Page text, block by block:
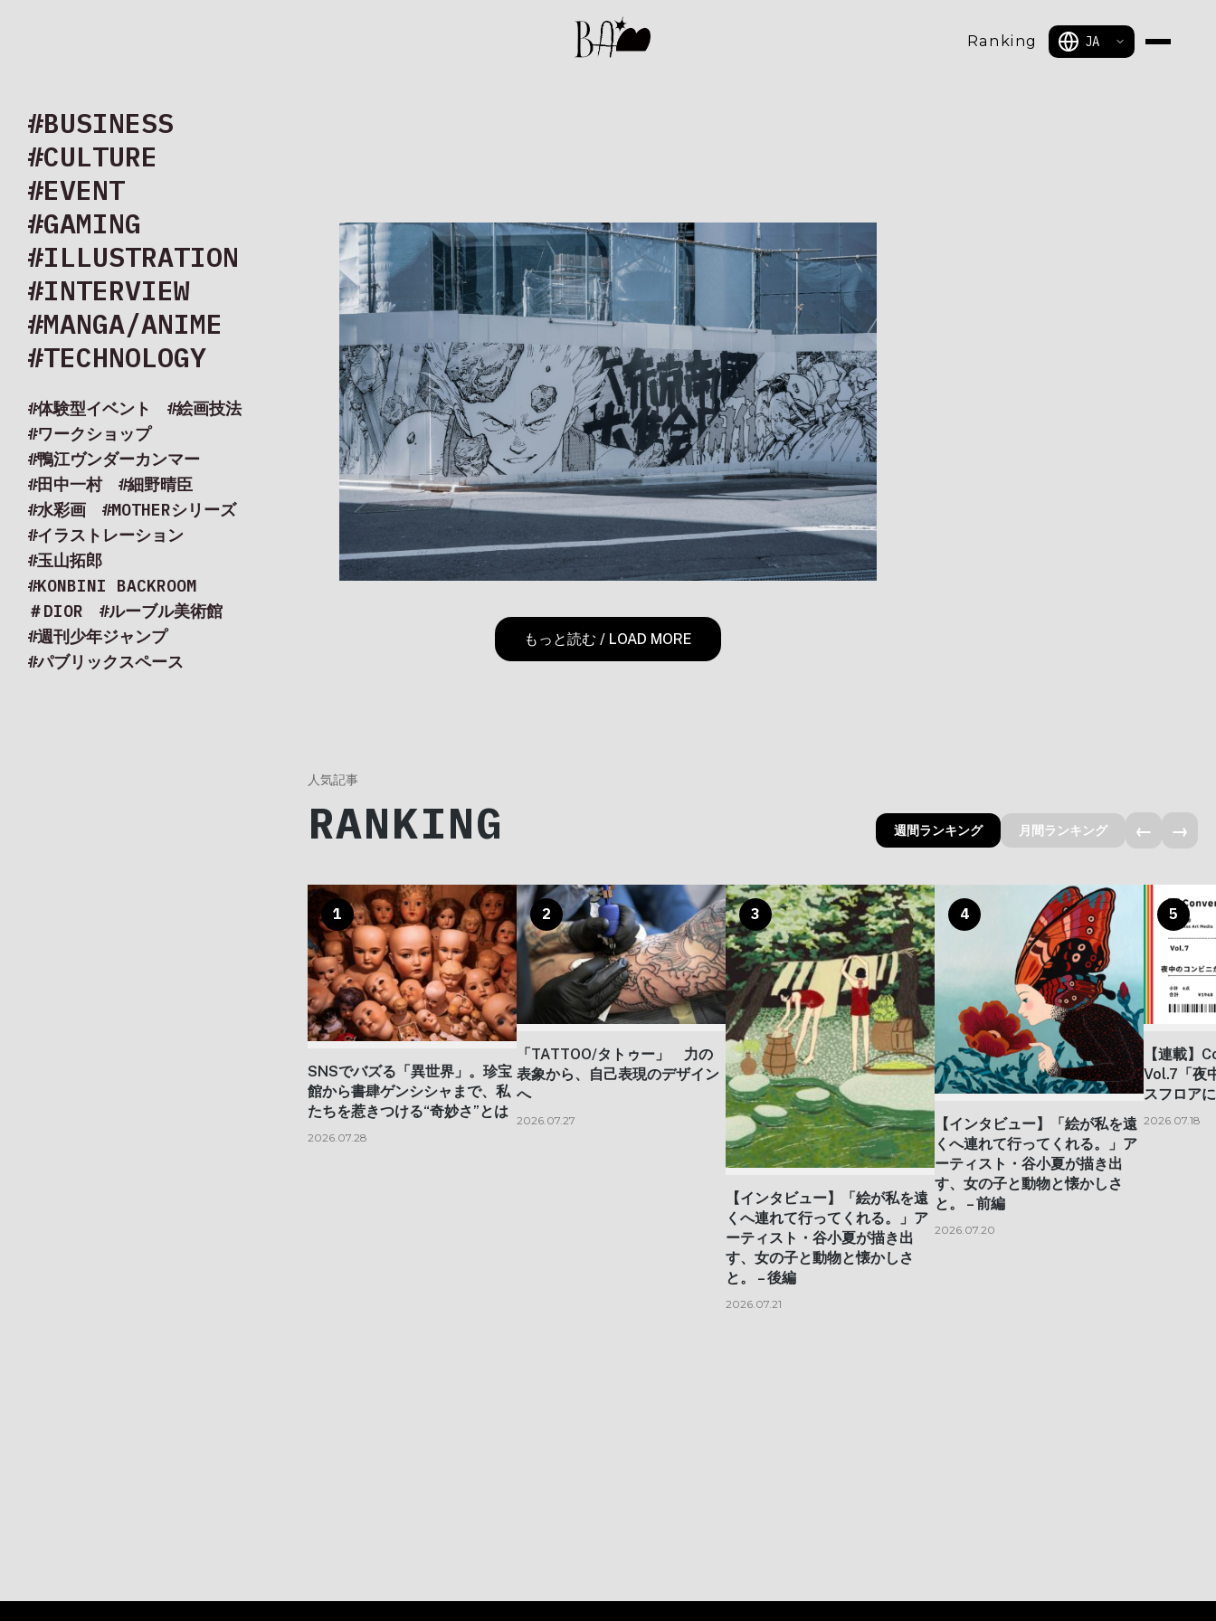
BAM
Ranking
#BUSINESS
#CULTURE
#EVENT
#GAMING
#ILLUSTRATION
#INTERVIEW
#MANGA/ANIME
#TECHNOLOGY
#体験型イベント
#絵画技法
#ワークショップ
#鴨江ヴンダーカンマー
#田中一村
#細野晴臣
#水彩画
#MOTHERシリーズ
#イラストレーション
#玉山拓郎
#KONBINI BACKROOM
＃DIOR
#ルーブル美術館
#週刊少年ジャンプ
#パブリックスペース
#アートコラボ #アニメ #コラボレーション #現代アート
もっと読む / LOAD MORE
人気記事
RANKING 週間ランキング 月間ランキング ← →
1
SNSでバズる「異世界」。珍宝
館から書肆ゲンシシャまで、私
たちを惹きつける“奇妙さ”とは
2026.07.28
2
「TATTOO/タトゥー」 力の
表象から、自己表現のデザイン
へ
2026.07.27
3
【インタビュー】「絵が私を遠
くへ連れて行ってくれる。」ア
ーティスト・谷小夏が描き出
す、女の子と動物と懐かしさ
と。 – 後編
2026.07.21
4
【インタビュー】「絵が私を遠
くへ連れて行ってくれる。」ア
ーティスト・谷小夏が描き出
す、女の子と動物と懐かしさ
と。 – 前編
2026.07.20
5
【連載】
Vol.7「夜
スフロア
2026.07.18